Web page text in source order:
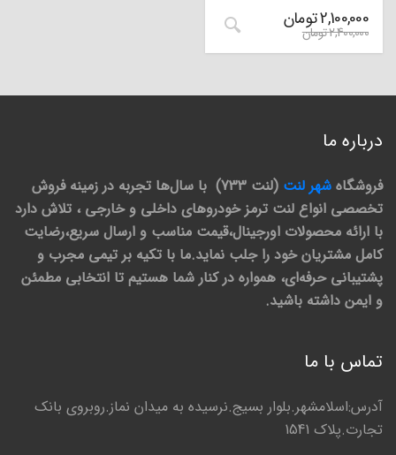
2,100,000تومان
2,400,000تومان
درباره ما
فروشگاه شهر لنت
(لنت 733) با سال‌ها تجربه در زمینه فروش
تخصصی انواع لنت ترمز خودروهای داخلی و خارجی ، تلاش دارد
با ارائه محصولات اورجینال،قیمت مناسب و ارسال سریع،رضایت
کامل مشتریان خود را جلب نماید.ما با تکیه بر تیمی مجرب و
پشتیبانی حرفه‌ای، همواره در کنار شما هستیم تا انتخابی مطمئن
و ایمن داشته باشید.
تماس با ما
آدرس:اسلامشهر.بلوار بسیج.نرسیده به میدان نماز.روبروی بانک
تجارت.پلاک 1541